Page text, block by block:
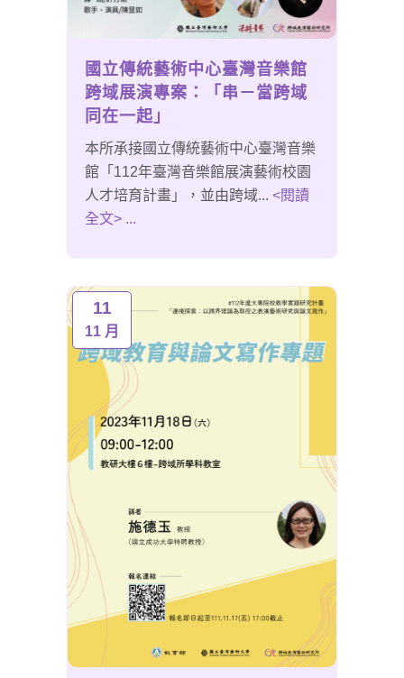
國立傳統藝術中心臺灣音樂館
跨域展演專案：「串－當跨域
同在一起」
本所承接國立傳統藝術中心臺灣音樂
館「112年臺灣音樂館展演藝術校園
人才培育計畫」，並由跨域... <閱讀
全文> ...
11
11 月